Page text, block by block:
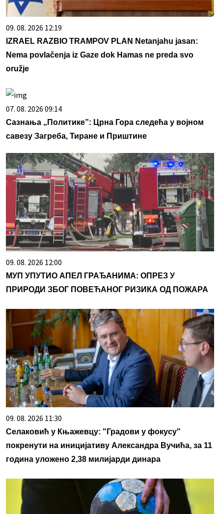
09. 08. 2026 12:19
IZRAEL RAZBIO TRAMPOV PLAN Netanjahu jasan:
Nema povlačenja iz Gaze dok Hamas ne preda svo
oružje
07. 08. 2026 09:14
Сазнања „Политике”: Црна Гора следећа у војном
савезу Загреба, Тиране и Приштине
09. 08. 2026 12:00
МУП УПУТИО АПЕЛ ГРАЂАНИМА: ОПРЕЗ У
ПРИРОДИ ЗБОГ ПОВЕЋАНОГ РИЗИКА ОД ПОЖАРА
09. 08. 2026 11:30
Селаковић у Књажевцу: "Градови у фокусу"
покренути на иницијативу Александра Вучића, за 11
година уложено 2,38 милијарди динара